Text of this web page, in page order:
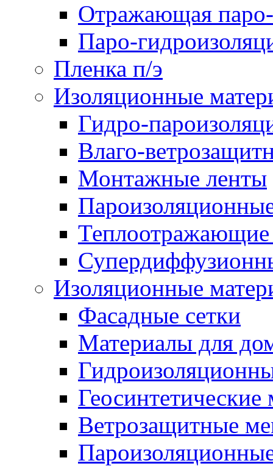
Отражающая
Паро-
Пленка п/э
Изоляционные
Гидро-
Влаго-
Монтажные ленты
Теплоотражающие
Изоляционные
Фасадные сетки
Материалы для
Геосинтетические
Ветрозащитные